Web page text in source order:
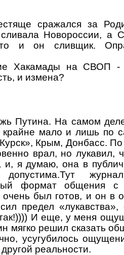
сражался за
Новороссии, а
и он сливщик.
Хакамады на СВОП -
и измена?
Путина. На самом
крайне мало и лишь по
Крым, Донбасс.
врал, но лукавил,
я думаю, она в
формат общения
был готов, и он в
предел
И еще, у меня
мягко решил сказать
усугубилось
реальности.